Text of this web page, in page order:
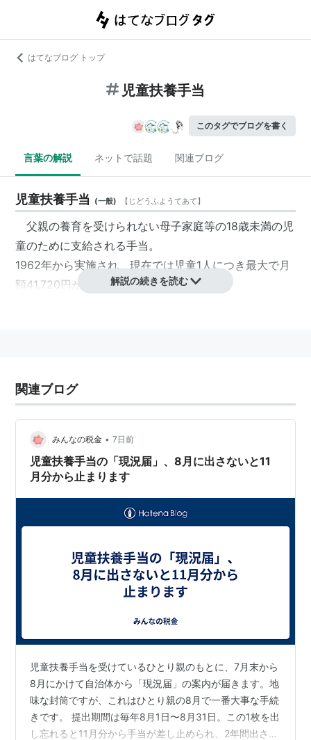
はてなブログ トップ
児童扶養手当
このタグでブログを書く
言葉の解説 ネットで話題 関連ブログ
児童扶養手当 (一般) 【 じどうふようてあて】
父親の養育を受けられない母子家庭等の18歳未満の児
童のために支給される手当。
1962年から実施され、現在では児童1人につき最大で月
額41,720円が支給される。解説の続きを読む
関連ブログ
みんなの税金 • 7日前
児童扶養手当の「現況届」、8月に出さないと11
月分から止まります
児童扶養手当を受けているひとり親のもとに、7月末から
8月にかけて自治体から「現況届」の案内が届きます。地
味な封筒ですが、これはひとり親の8月で一番大事な手続
きです。 提出期間は毎年8月1日〜8月31日。この1枚を出
し忘れると11月分から手当が差し止められ、2年間出さな